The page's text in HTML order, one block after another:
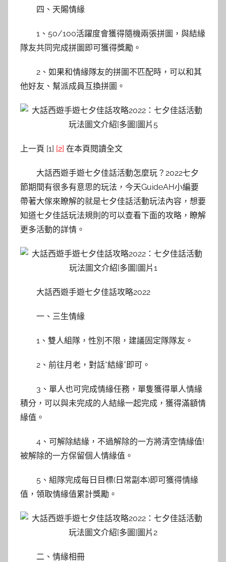
四、天賜情緣
1、50/100活躍度會獲得隨機兩張拼圖，與結緣
隊友共同完成拼圖即可獲得獎勵。
2、如果和情緣隊友的拼圖不匹配時，可以和其
他好友、幫派成員互換拼圖。
上一頁 [1] [2] 在本頁閱讀全文
大話西遊手遊七夕佳話活動怎麼玩？2022七夕
節期間有很多有意思的玩法，今天GuideAH小編要
帶著大傢來瞭解的就是七夕佳話活動玩法內容，想要
知道七夕佳話玩法規則的可以查看下面的攻略，瞭解
更多活動的詳情。
大話西遊手遊七夕佳話攻略2022
一、三生情緣
1、雙人組隊，性別不限，建議固定隊隊友。
2、前往月老，對話“結緣”即可。
3、單人也可完成情緣任務，單隻獲得單人情緣
積分，可以與未完成的人結緣一起完成，獲得滿額情
緣值。
4、可解除結緣，不過解除的一方將清空情緣值!
被解除的一方保留個人情緣值。
5、組隊完成每日目標(日常副本)即可獲得情緣
值，領取情緣值累計獎勵。
二、情緣相冊